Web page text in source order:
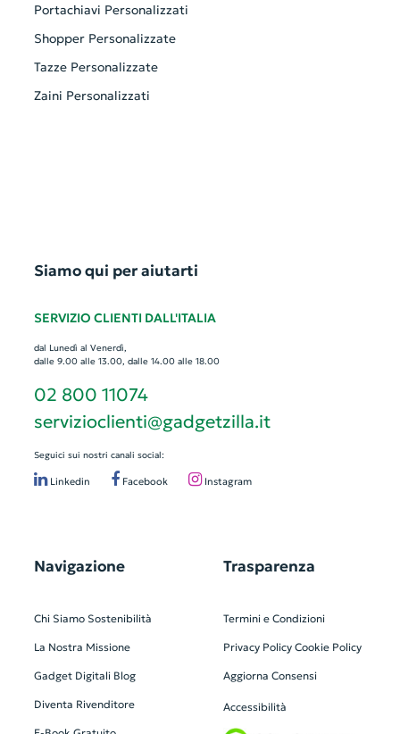
Portachiavi Personalizzati
Shopper Personalizzate
Tazze Personalizzate
Zaini Personalizzati
Siamo qui per aiutarti
SERVIZIO CLIENTI DALL'ITALIA
dal Lunedì al Venerdì,
dalle 9.00 alle 13.00, dalle 14.00 alle 18.00
02 800 11074
servizioclienti@gadgetzilla.it
Seguici sui nostri canali social:
Linkedin Facebook Instagram
Navigazione
Chi Siamo Sostenibilità
La Nostra Missione
Gadget Digitali Blog
Diventa Rivenditore
Trasparenza
Termini e Condizioni
Privacy Policy Cookie Policy
Aggiorna Consensi
Accessibilità